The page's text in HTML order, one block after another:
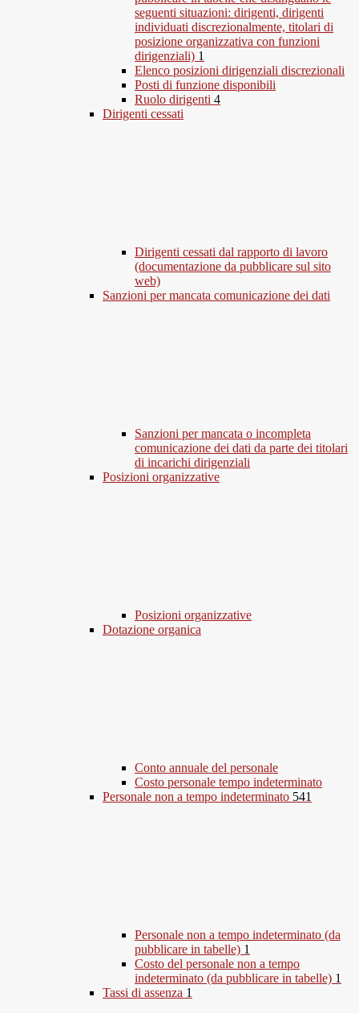
seguenti situazioni: dirigenti, dirigenti
individuati discrezionalmente, titolari di
posizione organizzativa con funzioni
dirigenziali) 1
Elenco posizioni dirigenziali discrezionali
Posti di funzione disponibili
Ruolo dirigenti 4
Dirigenti cessati
Dirigenti cessati dal rapporto di lavoro
(documentazione da pubblicare sul sito
web)
Sanzioni per mancata comunicazione dei dati
Sanzioni per mancata o incompleta
comunicazione dei dati da parte dei titolari
di incarichi dirigenziali
Posizioni organizzative
Posizioni organizzative
Dotazione organica
Conto annuale del personale
Costo personale tempo indeterminato
Personale non a tempo indeterminato 541
Personale non a tempo indeterminato (da
pubblicare in tabelle) 1
Costo del personale non a tempo
indeterminato (da pubblicare in tabelle) 1
Tassi di assenza 1